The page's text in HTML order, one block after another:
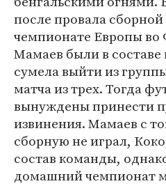
после провала
чемпионате Европы
Мамаев были в
сумела выйти из
матча из трех. Тогда
вынуждены принести
извинения. Мамаев с
сборную не играл,
состав команды,
домашний чемпионат